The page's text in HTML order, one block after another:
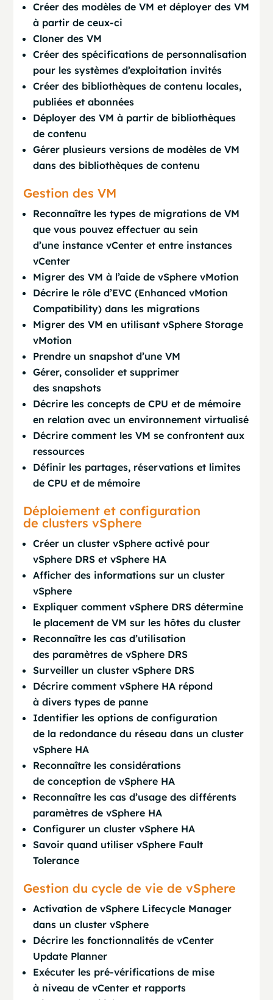
Créer des modèles de VM et déployer des VM
à partir de ceux-ci
Cloner des VM
Créer des spécifications de personnalisation
pour les systèmes d’exploitation invités
Créer des bibliothèques de contenu locales,
publiées et abonnées
Déployer des VM à partir de bibliothèques
de contenu
Gérer plusieurs versions de modèles de VM
dans des bibliothèques de contenu
Gestion des VM
Reconnaître les types de migrations de VM
que vous pouvez effectuer au sein
d’une instance vCenter et entre instances
vCenter
Migrer des VM à l’aide de vSphere vMotion
Décrire le rôle d’EVC (Enhanced vMotion
Compatibility) dans les migrations
Migrer des VM en utilisant vSphere Storage
vMotion
Prendre un snapshot d’une VM
Gérer, consolider et supprimer
des snapshots
Décrire les concepts de CPU et de mémoire
en relation avec un environnement virtualisé
Décrire comment les VM se confrontent aux
ressources
Définir les partages, réservations et limites
de CPU et de mémoire
Déploiement et configuration
de clusters vSphere
Créer un cluster vSphere activé pour
vSphere DRS et vSphere HA
Afficher des informations sur un cluster
vSphere
Expliquer comment vSphere DRS détermine
le placement de VM sur les hôtes du cluster
Reconnaître les cas d’utilisation
des paramètres de vSphere DRS
Surveiller un cluster vSphere DRS
Décrire comment vSphere HA répond
à divers types de panne
Identifier les options de configuration
de la redondance du réseau dans un cluster
vSphere HA
Reconnaître les considérations
de conception de vSphere HA
Reconnaître les cas d’usage des différents
paramètres de vSphere HA
Configurer un cluster vSphere HA
Savoir quand utiliser vSphere Fault
Tolerance
Gestion du cycle de vie de vSphere
Activation de vSphere Lifecycle Manager
dans un cluster vSphere
Décrire les fonctionnalités de vCenter
Update Planner
Exécuter les pré-vérifications de mise
à niveau de vCenter et rapports